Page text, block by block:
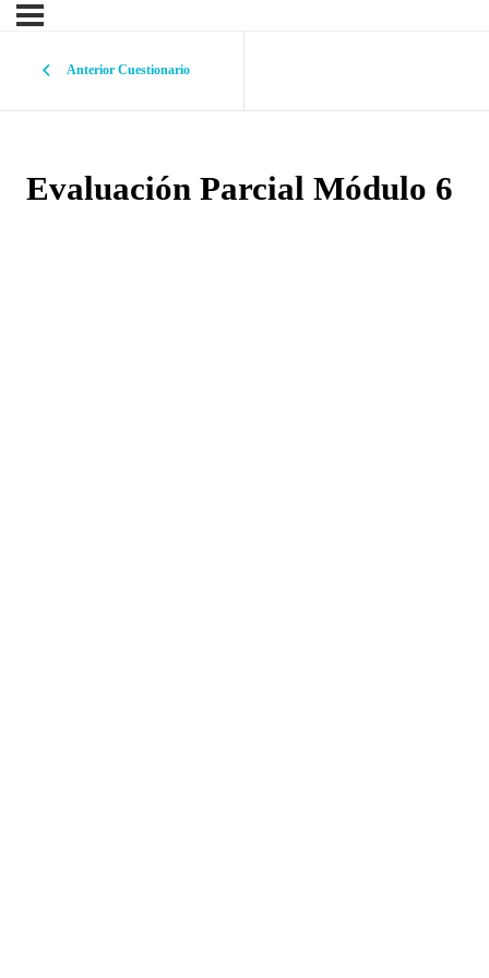
Anterior Cuestionario
Evaluación Parcial Módulo 6